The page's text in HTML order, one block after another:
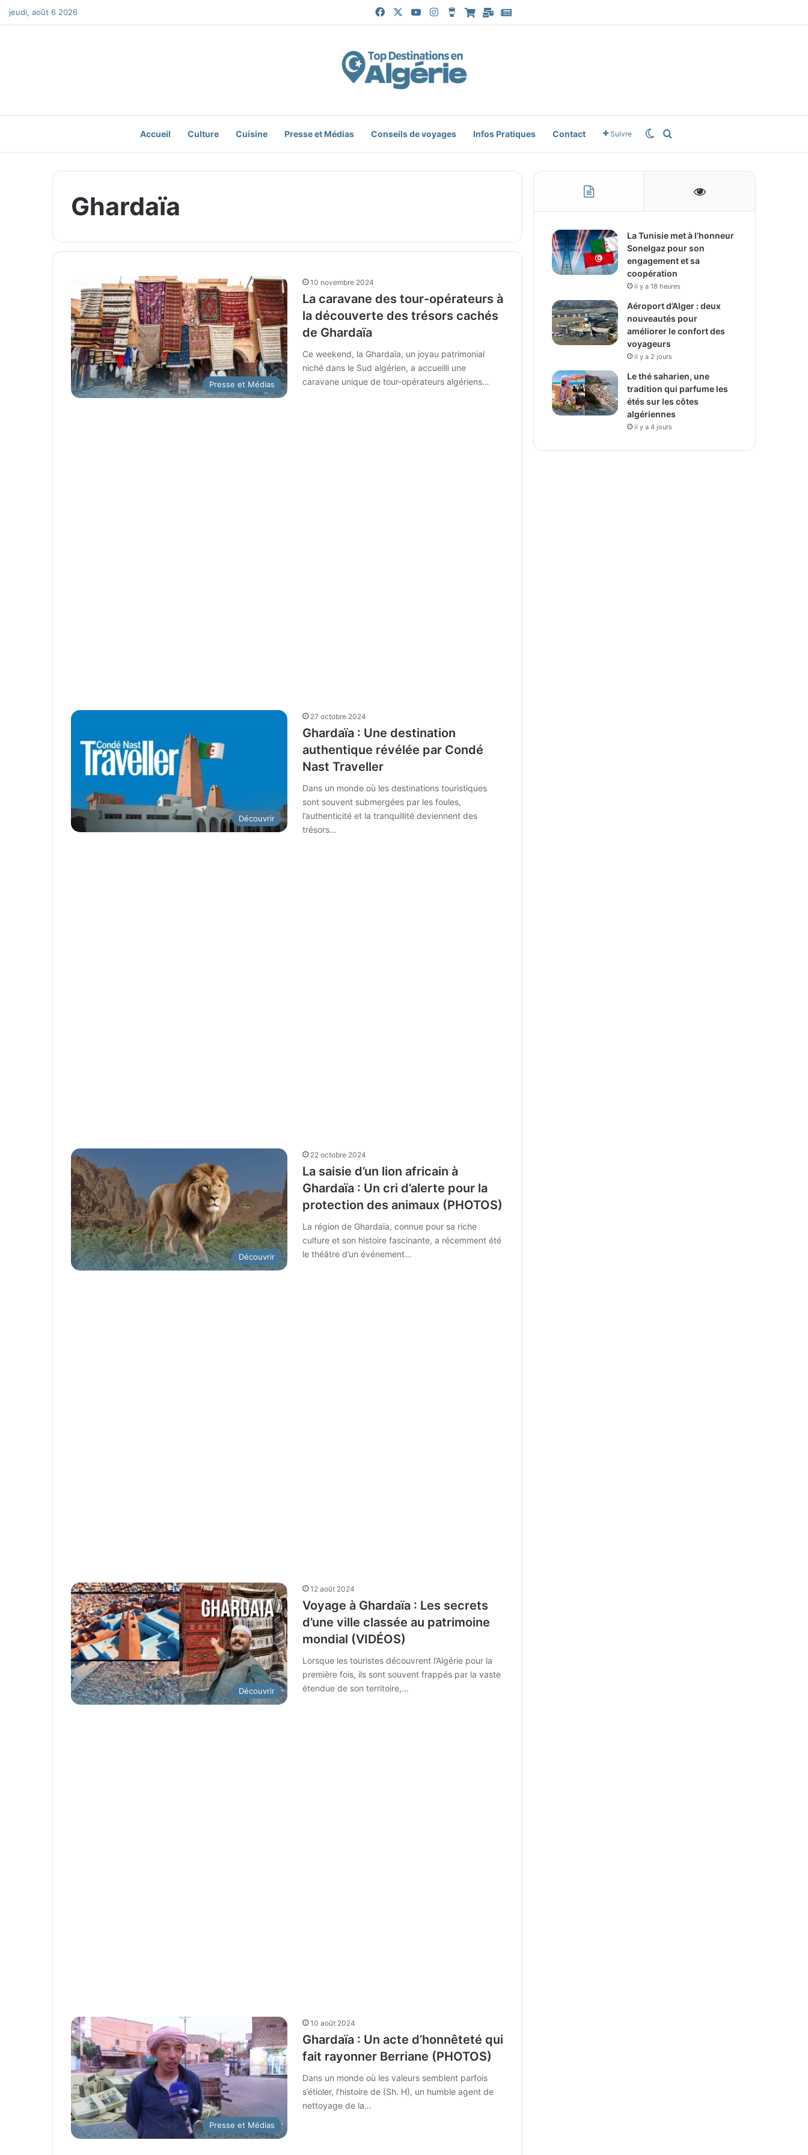
jeudi, août 6 2026 FacebookYouTubeInstagramBuy Me a Coffee
Boutique
MailGoogle News
Accueil Culture Cuisine Presse et Médias Conseils de voyages Infos Pratiques Contact Suivre Switch skin
Ghardaïa
Presse et Médias
10 novembre 2024
La caravane des tour-opérateurs à
la découverte des trésors cachés
de Ghardaïa
Ce weekend, la Ghardaïa, un joyau patrimonial
niché dans le Sud algérien, a accueilli une
caravane unique de tour-opérateurs algériens…
Découvrir
27 octobre 2024
Ghardaïa : Une destination
authentique révélée par Condé
Nast Traveller
Dans un monde où les destinations touristiques
sont souvent submergées par les foules,
l’authenticité et la tranquillité deviennent des
trésors…
Découvrir
22 octobre 2024
La saisie d’un lion africain à
Ghardaïa : Un cri d’alerte pour la
protection des animaux (PHOTOS)
La région de Ghardaïa, connue pour sa riche
culture et son histoire fascinante, a récemment été
le théâtre d’un événement…
Découvrir
12 août 2024
Voyage à Ghardaïa : Les secrets
d’une ville classée au patrimoine
mondial (VIDÉOS)
Lorsque les touristes découvrent l’Algérie pour la
première fois, ils sont souvent frappés par la vaste
étendue de son territoire,…
Presse et Médias
10 août 2024
Ghardaïa : Un acte d’honnêteté qui
fait rayonner Berriane (PHOTOS)
Dans un monde où les valeurs semblent parfois
s’étioler, l’histoire de (Sh. H), un humble agent de
nettoyage de la…
La Tunisie met à l’honneur
Sonelgaz pour son
engagement et sa
coopération
il y a 18 heures
Aéroport d’Alger : deux
nouveautés pour
améliorer le confort des
voyageurs
il y a 2 jours
Le thé saharien, une
tradition qui parfume les
étés sur les côtes
algériennes
il y a 4 jours